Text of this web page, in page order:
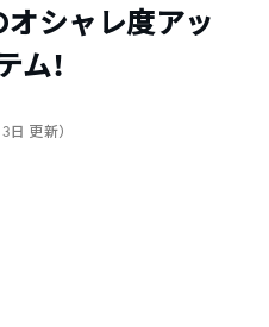
オシャレ度アッ
ム！
日 更新）